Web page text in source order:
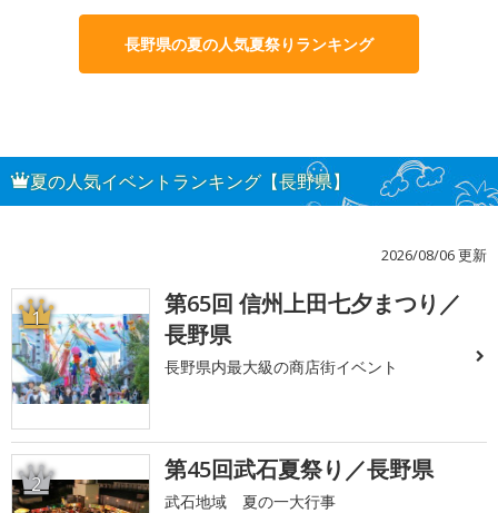
長野県の夏の人気夏祭りランキング
夏の人気イベントランキング【長野県】
2026/08/06 更新
1
第65回 信州上田七夕まつり／
長野県
長野県内最大級の商店街イベント
2 第45回武石夏祭り／長野県
武石地域 夏の一大行事